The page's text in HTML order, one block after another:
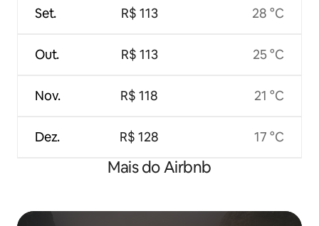
Set.
Out.
Nov.
Dez.
R$ 113
R$ 113
R$ 118
R$ 128
28 °C
25 °C
21 °C
17 °C
Mais do Airbnb